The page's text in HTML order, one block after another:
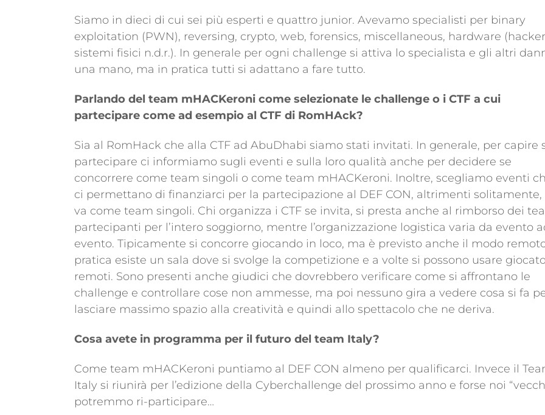
Siamo in dieci di cui sei più esperti e quattro junior. Avevamo specialisti per binary
exploitation (PWN), reversing, crypto, web, forensics, miscellaneous, hardware
sistemi fisici n.d.r.). In generale per ogni challenge si attiva lo specialista e gli altri
una mano, ma in pratica tutti si adattano a fare tutto.
Parlando del team mHACKeroni come selezionate le challenge o i CTF a cui
partecipare come ad esempio al CTF di RomHAck?
Sia al RomHack che alla CTF ad AbuDhabi siamo stati invitati. In generale, per capire
partecipare ci informiamo sugli eventi e sulla loro qualità anche per decidere se
concorrere come team singoli o come team mHACKeroni. Inoltre, scegliamo eventi
ci permettano di finanziarci per la partecipazione al DEF CON, altrimenti solitamente,
va come team singoli. Chi organizza i CTF se invita, si presta anche al rimborso dei
partecipanti per l’intero soggiorno, mentre l’organizzazione logistica varia da evento
evento. Tipicamente si concorre giocando in loco, ma è previsto anche il modo
pratica esiste un sala dove si svolge la competizione e a volte si possono usare
remoti. Sono presenti anche giudici che dovrebbero verificare come si affrontano le
challenge e controllare cose non ammesse, ma poi nessuno gira a vedere cosa si fa
lasciare massimo spazio alla creatività e quindi allo spettacolo che ne deriva.
Cosa avete in programma per il futuro del team Italy?
Come team mHACKeroni puntiamo al DEF CON almeno per qualificarci. Invece il
Italy si riunirà per l’edizione della Cyberchallenge del prossimo anno e forse noi
potremmo ri-participare…